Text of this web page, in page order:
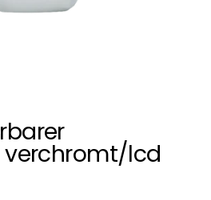
2
verchromt/lcd